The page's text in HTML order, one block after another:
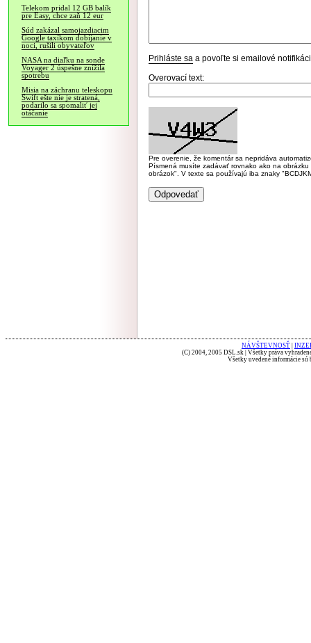
Telekom pridal 12 GB balík
pre Easy, chce zaň 12 eur
Súd zakázal samojazdiacim
Google taxíkom dobíjanie v
noci, rušili obyvateľov
NASA na diaľku na sonde
Voyager 2 úspešne znížila
spotrebu
Misia na záchranu teleskopu
Swift ešte nie je stratená,
podarilo sa spomaliť jej
otáčanie
Prihláste sa a povoľte si emailové
Overovací text:
Pre overenie, že komentár sa nepridáva
Písmená musíte zadávať rovnako ako na
obrázok". V texte sa používajú iba znaky
NÁVŠTEVNOSŤ
(C) 2004, 2005 DSL.sk | Všetky práva
Všetky uvedené informácie sú